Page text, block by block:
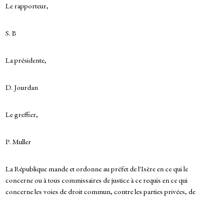
Le rapporteur,
S. B
La présidente,
D. Jourdan
Le greffier,
P. Muller
La République mande et ordonne au préfet de l'Isère en ce qui le
concerne ou à tous commissaires de justice à ce requis en ce qui
concerne les voies de droit commun, contre les parties privées, de